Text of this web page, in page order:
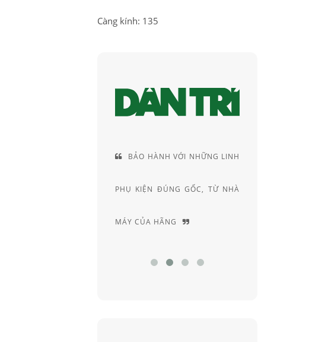
Càng kính: 135
BẢO HÀNH VỚI NHỮNG LINH
PHỤ KIỆN ĐÚNG GỐC, TỪ NHÀ
CUNG CÁCH TƯ VẤN RẤT
RIÊNG, ĐẦY AM HIỂU VÀ
CHUYÊN SÂU